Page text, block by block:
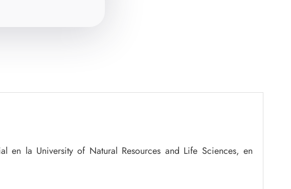
en la University of Natural Resources and Life Sciences, en